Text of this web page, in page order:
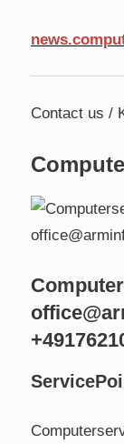
Contact us /